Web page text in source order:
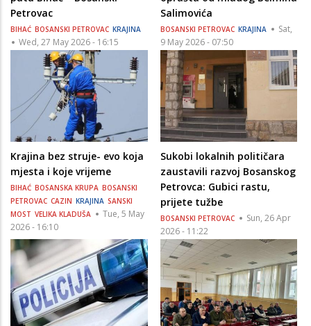
Petrovac
BIHAĆ BOSANSKI PETROVAC KRAJINA
Wed, 27 May 2026 - 16:15
Salimovića
BOSANSKI PETROVAC KRAJINA
Sat,
9 May 2026 - 07:50
Krajina bez struje- evo koja
mjesta i koje vrijeme
BIHAĆ BOSANSKA KRUPA BOSANSKI
PETROVAC CAZIN KRAJINA SANSKI
MOST VELIKA KLADUŠA
Tue, 5 May
2026 - 16:10
Sukobi lokalnih političara
zaustavili razvoj Bosanskog
Petrovca: Gubici rastu,
prijete tužbe
BOSANSKI PETROVAC
Sun, 26 Apr
2026 - 11:22